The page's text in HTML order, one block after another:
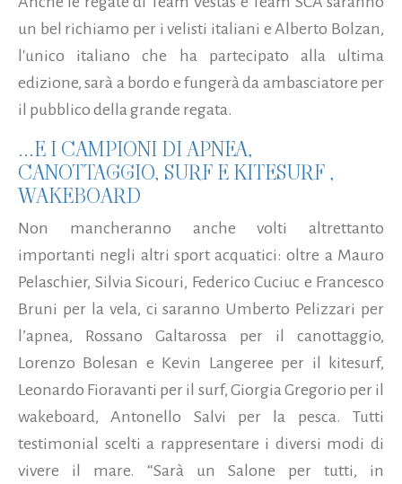
un bel richiamo per i velisti italiani e Alberto Bolzan,
l'unico italiano che ha partecipato alla ultima
edizione, sarà a bordo e fungerà da ambasciatore per
il pubblico della grande regata.
...E I CAMPIONI DI APNEA,
CANOTTAGGIO, SURF E KITESURF ,
WAKEBOARD
Non mancheranno anche volti altrettanto
importanti negli altri sport acquatici: oltre a Mauro
Pelaschier, Silvia Sicouri, Federico Cuciuc e Francesco
Bruni per la vela, ci saranno Umberto Pelizzari per
l’apnea, Rossano Galtarossa per il canottaggio,
Lorenzo Bolesan e Kevin Langeree per il kitesurf,
Leonardo Fioravanti per il surf, Giorgia Gregorio per il
wakeboard, Antonello Salvi per la pesca. Tutti
testimonial scelti a rappresentare i diversi modi di
vivere il mare. “Sarà un Salone per tutti, in